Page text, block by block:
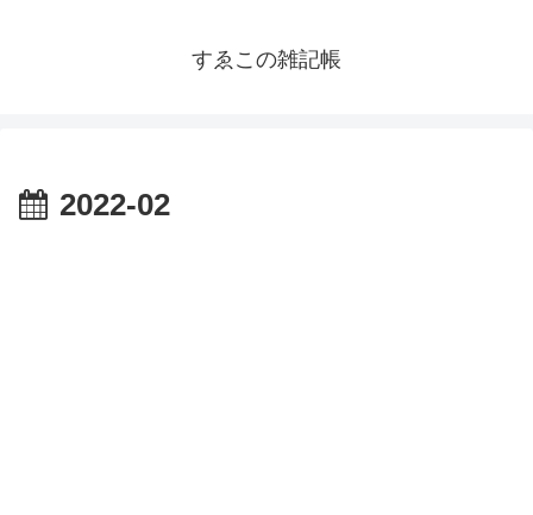
すゑこの雑記帳
2022-02